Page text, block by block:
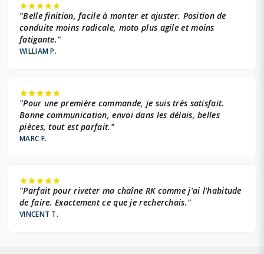
"Belle finition, facile à monter et ajuster. Position de
conduite moins radicale, moto plus agile et moins
fatigante."
WILLIAM P.
"Pour une première commande, je suis très satisfait.
Bonne communication, envoi dans les délais, belles
pièces, tout est parfait."
MARC F.
"Parfait pour riveter ma chaîne RK comme j'ai l'habitude
de faire. Exactement ce que je recherchais."
VINCENT T.